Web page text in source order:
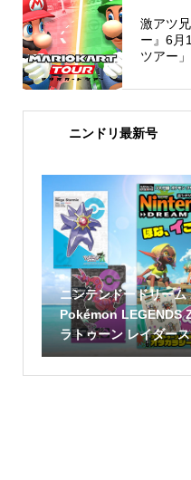
激アツ
ー』6月
ツアー
ニンドリ最新号
ニンテンドードリー
Pokémon LEGENDS
ラトゥーン レイダー